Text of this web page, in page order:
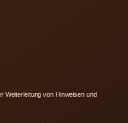
Weiterleitung von Hinweisen und